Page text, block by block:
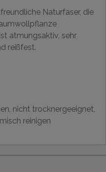
Naturfaser, die
atmungsaktiv, sehr
reißfest.
nicht trocknergeeignet,
reinigen